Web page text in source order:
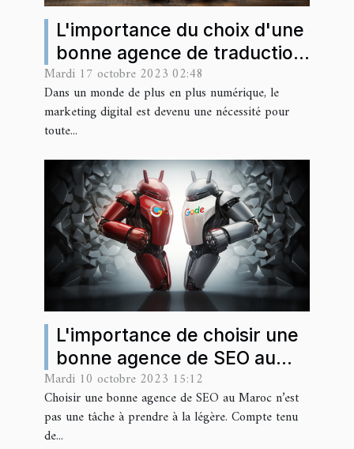
L'importance du choix d'une
bonne agence de traduction
pour vos besoins en
marketing digital
Mardi 17 octobre 2023 02:48
Dans un monde de plus en plus numérique, le
marketing digital est devenu une nécessité pour
toute...
L'importance de choisir une
bonne agence de SEO au
Maroc
Mardi 10 octobre 2023 15:12
Choisir une bonne agence de SEO au Maroc n’est
pas une tâche à prendre à la légère. Compte tenu
de...